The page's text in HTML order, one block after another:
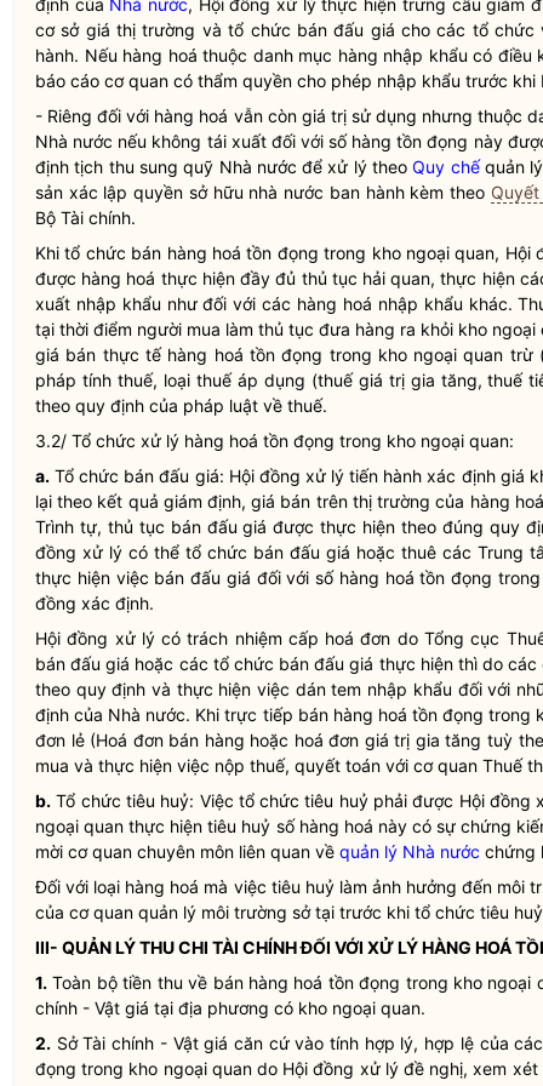
định của Nhà nước, Hội đồng xử lý thực hiện trưng cầu giám
cơ sở giá thị trường và tổ chức bán đấu giá cho các tổ chức
hành. Nếu hàng hoá thuộc danh mục hàng nhập khẩu có
báo cáo cơ quan có thẩm quyền cho phép nhập khẩu trước khi
- Riêng đối với hàng hoá vẫn còn giá trị sử dụng nhưng thuộc
Nhà nước nếu không tái xuất đối với số hàng tồn đọng này
định tịch thu sung quỹ Nhà nước để xử lý theoQuy chếquản
sản xác lập quyền sở hữu nhà nước ban hành kèm theo
Bộ Tài chính.
Khi tổ chức bán hàng hoá tồn đọng trong kho ngoại quan,
được hàng hoá thực hiện đầy đủ thủ tục hải quan, thực hiện
xuất nhập khẩu như đối với các hàng hoá nhập khẩu khác.
tại thời điểm người mua làm thủ tục đưa hàng ra khỏi kho
giá bán thực tế hàng hoá tồn đọng trong kho ngoại quan
pháp tính thuế, loại thuế áp dụng (thuế giá trị gia tăng, thuế
theo quy định của pháp luật về thuế.
3.2/ Tổ chức xử lý hàng hoá tồn đọng trong kho ngoại quan:
a. Tổ chức bán đấu giá: Hội đồng xử lý tiến hành xác định giá
lại theo kết quả giám định, giá bán trên thị trường của hàng
Trình tự, thủ tục bán đấu giá được thực hiện theo đúng quy
đồng xử lý có thể tổ chức bán đấu giá hoặc thuê các Trung
thực hiện việc bán đấu giá đối với số hàng hoá tồn đọng
đồng xác định.
Hội đồng xử lý có trách nhiệm cấp hoá đơn do Tổng cục
bán đấu giá hoặc các tổ chức bán đấu giá thực hiện thì do
theo quy định và thực hiện việc dán tem nhập khẩu đối với
định của Nhà nước. Khi trực tiếp bán hàng hoá tồn đọng trong
đơn lẻ (Hoá đơn bán hàng hoặc hoá đơn giá trị gia tăng tuỳ
mua và thực hiện việc nộp thuế, quyết toán với cơ quan Thuế
b. Tổ chức tiêu huỷ: Việc tổ chức tiêu huỷ phải được Hội đồng
ngoại quan thực hiện tiêu huỷ số hàng hoá này có sự chứng
mời cơ quan chuyên môn liên quan về quản lý Nhà nước chứng
Đối với loại hàng hoá mà việc tiêu huỷ làm ảnh hưởng đến môi
của cơ quan quản lý môi trường sở tại trước khi tổ chức tiêu
III- QUẢN LÝ THU CHI TÀI CHÍNH ĐỐI VỚI XỬ LÝ HÀNG HOÁ
1. Toàn bộ tiền thu về bán hàng hoá tồn đọng trong kho
chính - Vật giá tại địa phương có kho ngoại quan.
2. Sở Tài chính - Vật giá căn cứ vào tính hợp lý, hợp lệ của
đọng trong kho ngoại quan do Hội đồng xử lý đề nghị, xem